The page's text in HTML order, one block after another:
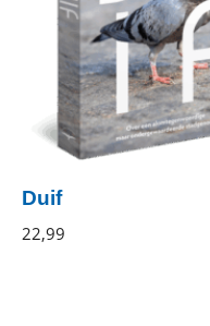
Duif
Irwan
22,99